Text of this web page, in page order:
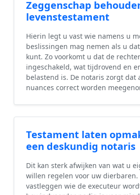
Zeggenschap
levenstestament
Hierin legt u vast wie namens u
beslissingen mag nemen als u
kunt. Zo voorkomt u dat de
ingeschakeld, wat tijdrovend en
belastend is. De notaris zorgt dat
nuances correct worden
Testament laten
een deskundig notaris
Dit kan sterk afwijken van wat u
willen regelen voor uw dierbaren.
vastleggen wie de executeur